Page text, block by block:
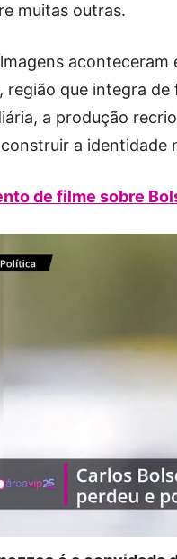
muitas outras.
aconteceram
região que integra
a produção
a identidade
de filme sobre